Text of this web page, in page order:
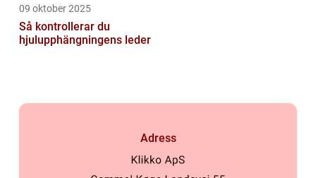
09 oktober 2025
Så kontrollerar du
hjulupphängningens leder
Adress